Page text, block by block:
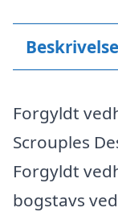
Beskrivelse
Forgyldt
Scrouples
Forgyldt
bogstavs